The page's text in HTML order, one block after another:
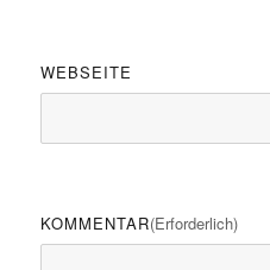
WEBSEITE
KOMMENTAR(erforderlich)